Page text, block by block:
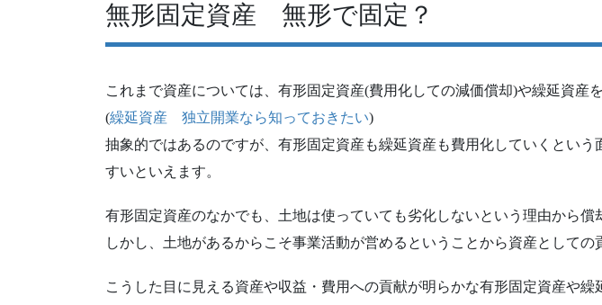
無形固定資産 無形で固定？
これまで資産については、有形固定資産(費用化しての減価償却)や繰延資産
(繰延資産 独立開業なら知っておきたい)
抽象的ではあるのですが、有形固定資産も繰延資産も費用化していくという
すいといえます。
有形固定資産のなかでも、土地は使っていても劣化しないという理由から償
しかし、土地があるからこそ事業活動が営めるということから資産としての
こうした目に見える資産や収益・費用への貢献が明らかな有形固定資産や繰